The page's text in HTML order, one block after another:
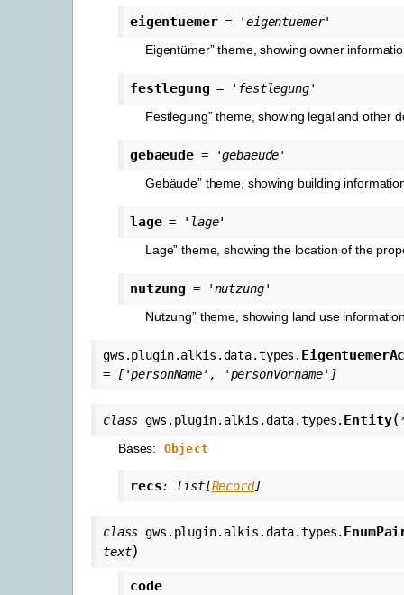
eigentuemer =
'eigentuemer'
Eigentümer” theme, showing owner
festlegung =
'festlegung'
Festlegung” theme, showing legal and other
gebaeude =
'gebaeude'
Gebäude” theme, showing building
lage =
'lage'
Lage” theme, showing the location of the
nutzung =
'nutzung'
Nutzung” theme, showing land use
gws.plugin.alkis.data.types.
= ['personName', 'personVorname']
class gws.plugin.alkis.data.types. Entity(
Bases:
Object
recs: list[Record]
class gws.plugin.alkis.data.types.
text)
code